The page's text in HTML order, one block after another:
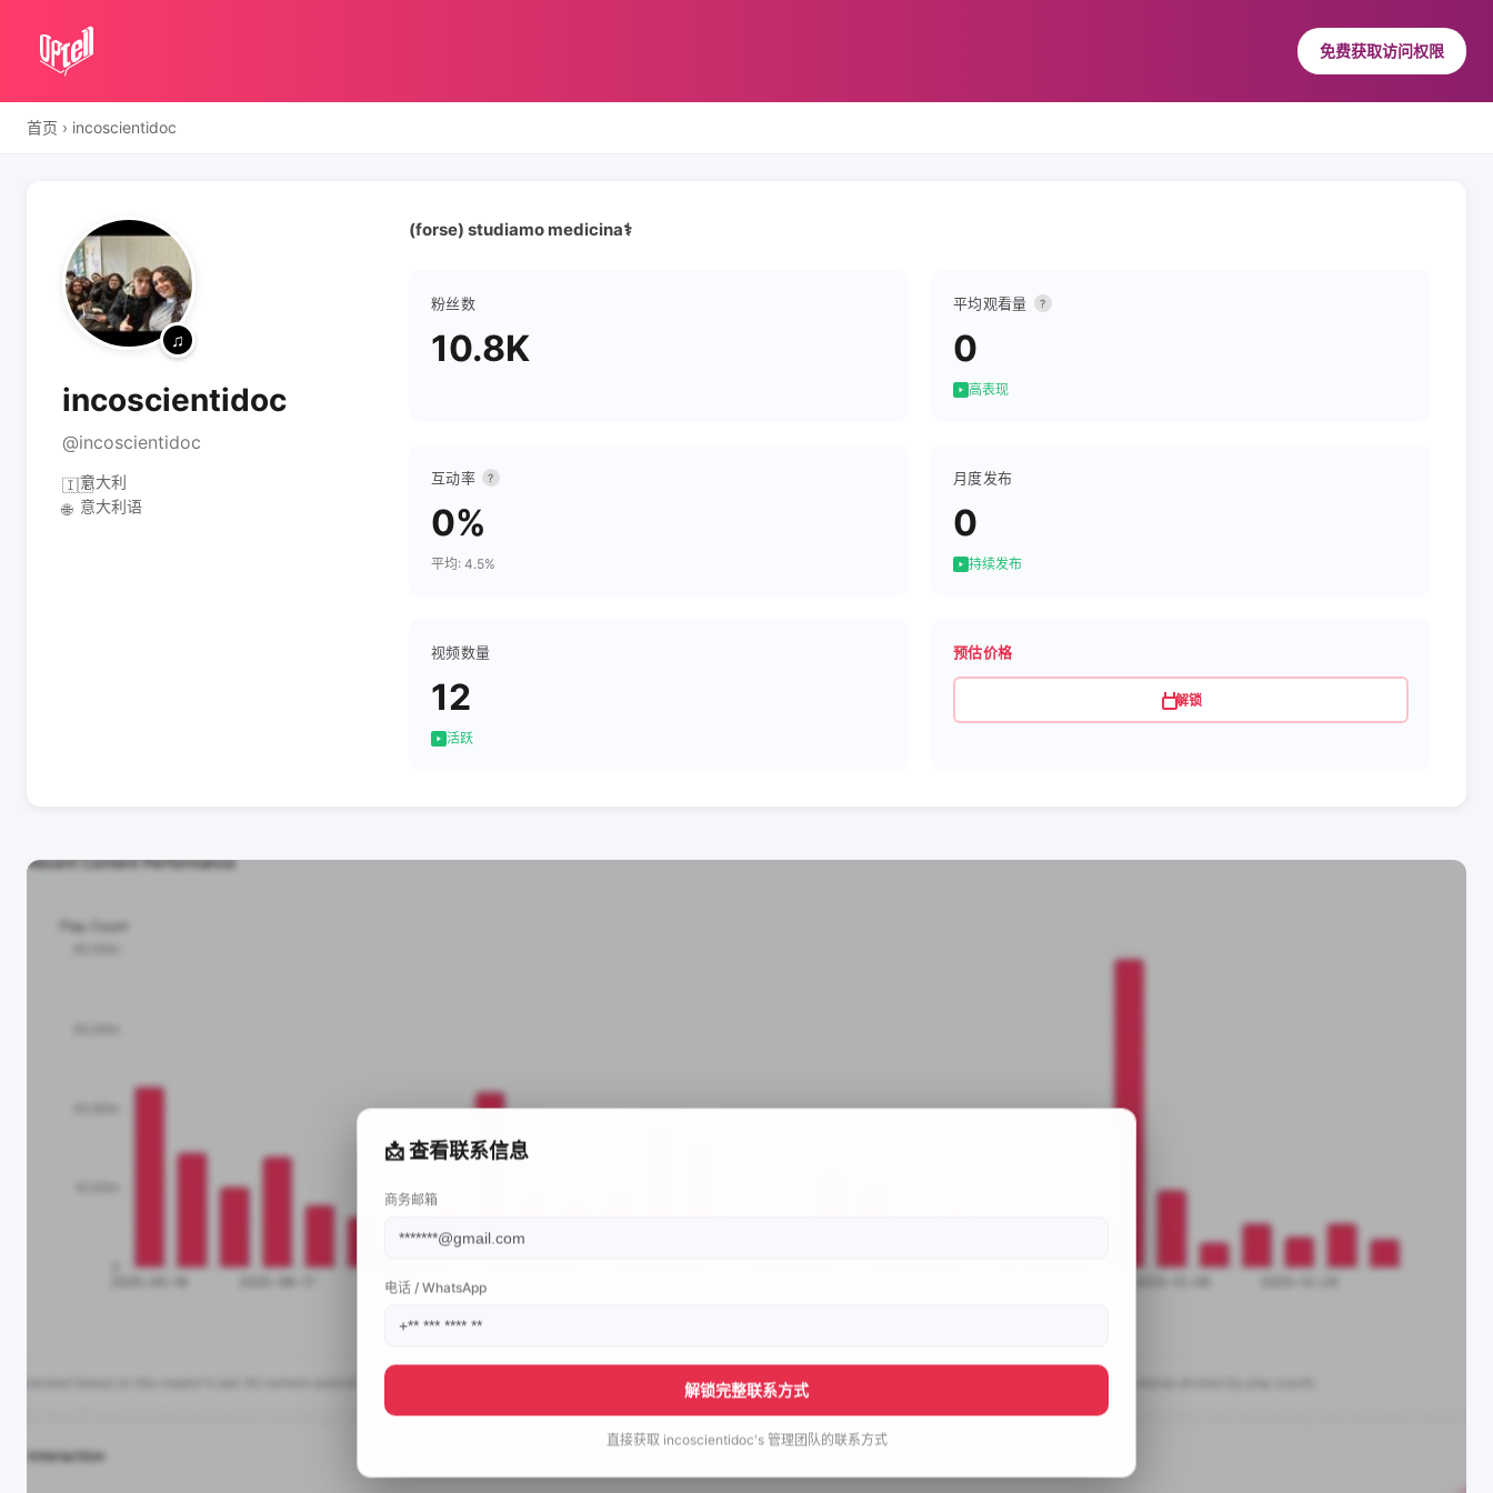
免费获取访问权限
首页 › incoscientidoc
incoscientidoc
@incoscientidoc
🇮🇹意大利
🌐 意大利语
(forse) studiamo medicina⚕️
粉丝数
10.8K
平均观看量 ?
0
高表现
互动率 ?
0%
平均: 4.5%
月度发布
0
持续发布
视频数量
12
活跃
预估价格
解锁
📩 查看联系信息
商务邮箱
电话 / WhatsApp
解锁完整联系方式
直接获取 incoscientidoc's 管理团队的联系方式